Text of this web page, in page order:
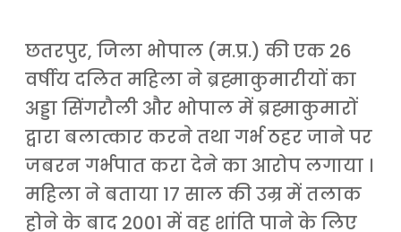
छतरपुर, जिला भोपाल (म.प्र.) की एक 26
वर्षीय दलित महिला ने ब्रह्माकुमारीयों का
अड्डा सिंगरौली और भोपाल में ब्रह्माकुमारों
द्वारा बलात्कार करने तथा गर्भ ठहर जाने पर
जबरन गर्भपात करा देने का आरोप लगाया ।
महिला ने बताया 17 साल की उम्र में तलाक
होने के बाद 2001 में वह शांति पाने के लिए